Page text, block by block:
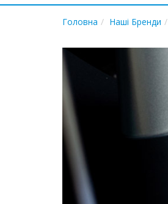
Головна Наші Бренди